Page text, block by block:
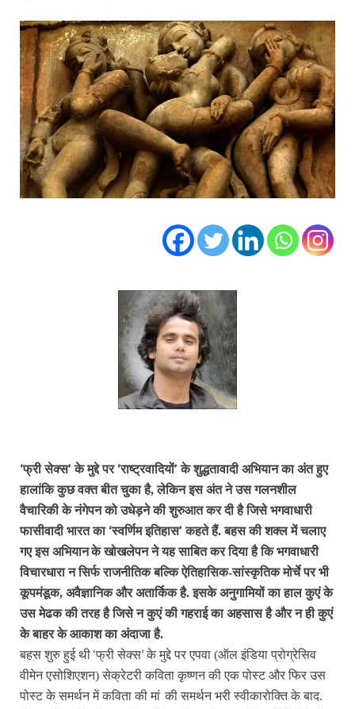
‘फ्री सेक्स’ के मुद्दे पर ‘राष्ट्रवादियों’ के शुद्धतावादी अभियान का अंत हुए
हालांकि कुछ वक्त बीत चुका है, लेकिन इस अंत ने उस गलनशील
वैचारिकी के नंगेपन को उधेड़ने की शुरुआत कर दी है जिसे भगवाधारी
फासीवादी भारत का ‘स्वर्णिम इतिहास’ कहते हैं.बहस की शक्ल में चलाए
गए इस अभियानके खोखलेपन ने यह साबित कर दिया है कि भगवाधारी
विचारधारा न सिर्फ राजनीतिक बल्कि ऐतिहासिक-सांस्कृतिक मोर्चे पर भी
कूपमंडूक, अवैज्ञानिक और अतार्किक है. इसके अनुगामियों का हाल कुएं के
उस मेढक की तरह है जिसे न कुएं की गहराई का अहसास है और न ही कुएं
के बाहर के आकाश का अंदाजा है.
बहस शुरु हुई थी ‘फ्री सेक्स’के मुद्दे पर एपवा (ऑल इंडिया प्रोग्रेसिव
वीमेन एसोशिएशन) सेक्रेटरी कविता कृष्णन की एक पोस्ट और फिर उस
पोस्ट के समर्थन में कविता की मां की समर्थन भरी स्वीकारोक्ति के बाद.